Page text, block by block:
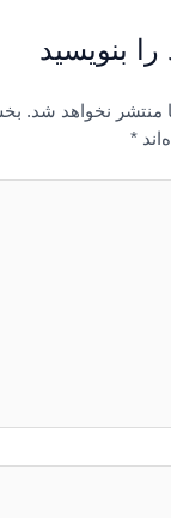
بنویسید
منتشر نخواهد شد.
*